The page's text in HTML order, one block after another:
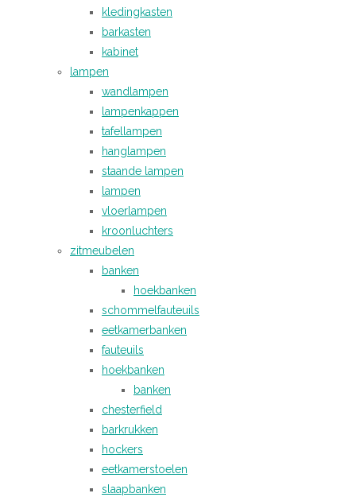
kledingkasten
barkasten
kabinet
lampen
wandlampen
lampenkappen
tafellampen
hanglampen
staande lampen
lampen
vloerlampen
kroonluchters
zitmeubelen
banken
hoekbanken
schommelfauteuils
eetkamerbanken
fauteuils
hoekbanken
banken
chesterfield
barkrukken
hockers
eetkamerstoelen
slaapbanken